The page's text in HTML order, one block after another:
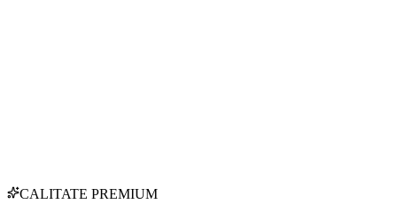
CALITATE PREMIUM